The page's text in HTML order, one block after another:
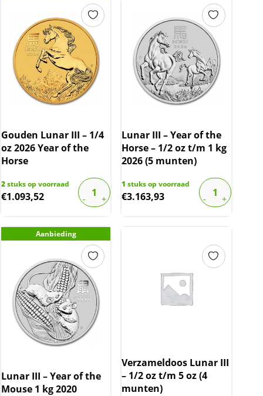
Gouden Lunar III – 1/4
oz 2026 Year of the
Horse
2stuks op voorraad
€1.093,52
Lunar III – Year of the
Horse – 1/2 oz t/m 1 kg
2026 (5 munten)
1 stuks op voorraad
€3.163,93
Aanbieding
Lunar III – Year of the
Mouse 1 kg 2020
Verzameldoos Lunar III
– 1/2 oz t/m 5 oz (4
munten)